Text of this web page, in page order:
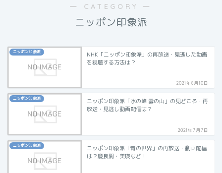
― CATEGORY ―
ニッポン印象派
ニッポン印象派
NHK「ニッポン印象派」の再放送・見逃した動画
を視聴する方法は？
2021年8月10日
ニッポン印象派
ニッポン印象派「水の峰 雲の山」の見どころ・再
放送・見逃し動画配信は？
2021年7月7日
ニッポン印象派
ニッポン印象派「青の世界」の再放送・動画配信
は？慶良間・美瑛など！